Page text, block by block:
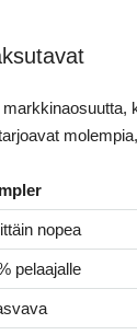
nopea
pelaajalle